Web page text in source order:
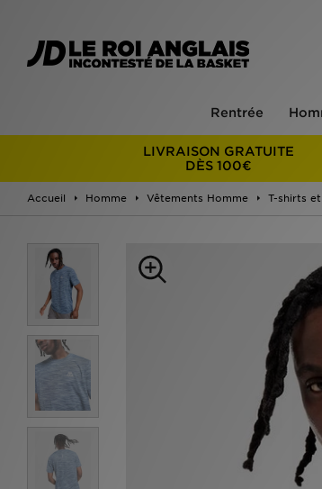
Rentrée
LIVRAISON GRATUITE
DÈS 100€
Accueil Homme Vêtements Homme T-shirts